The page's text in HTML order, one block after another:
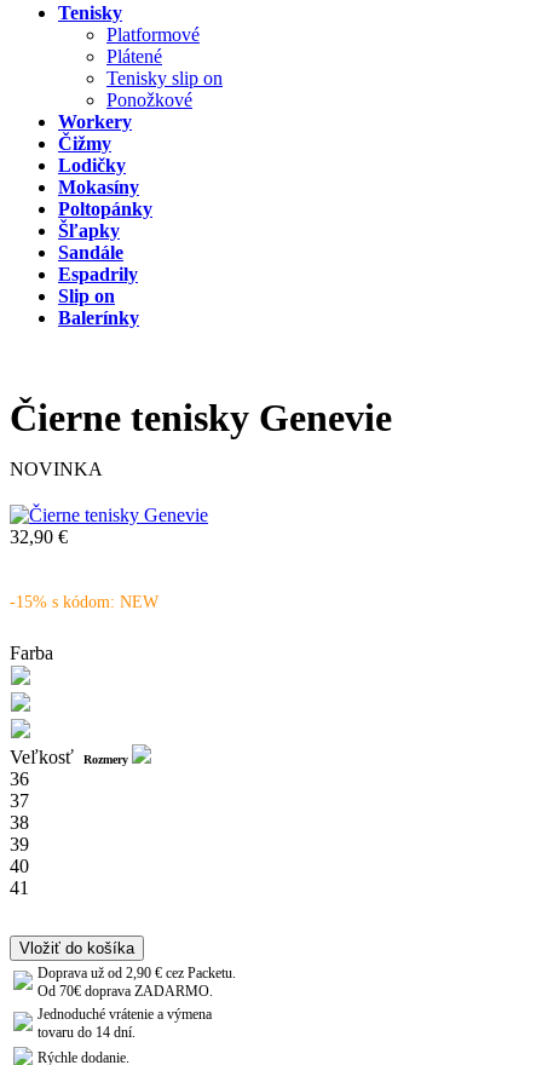
Tenisky
Platformové
Plátené
Tenisky slip on
Ponožkové
Workery
Čižmy
Lodičky
Mokasíny
Poltopánky
Šľapky
Sandále
Espadrily
Slip on
Balerínky
Čierne tenisky Genevie
NOVINKA
32,90 €
-15% s kódom: NEW
Farba
Veľkosť Rozmery
36
37
38
39
40
41
Vložiť do košíka
Doprava už od 2,90 € cez Packetu.
Od 70€ doprava ZADARMO.
Jednoduché vrátenie a výmena
tovaru do 14 dní.
Rýchle dodanie.